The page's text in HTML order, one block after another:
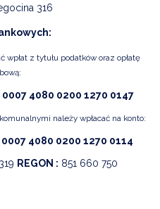
316
z tytułu podatków oraz opłatę
4080 0200 1270 0147
należy wpłacać na konto:
4080 0200 1270 0114
REGON : 851 660 750